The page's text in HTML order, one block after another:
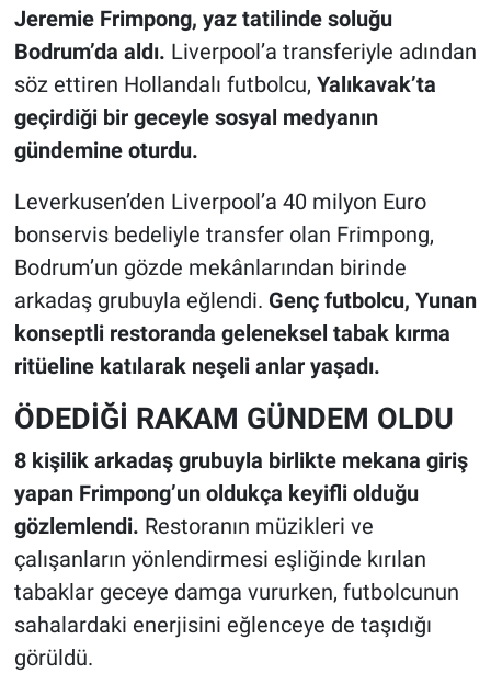
Jeremie Frimpong, yaz tatilinde soluğu
Bodrum’da aldı. Liverpool’a transferiyle adından
söz ettiren Hollandalı futbolcu, Yalıkavak’ta
geçirdiği bir geceyle sosyal medyanın
gündemine oturdu.
Leverkusen’den Liverpool’a 40 milyon Euro
bonservis bedeliyle transfer olan Frimpong,
Bodrum’un gözde mekânlarından birinde
arkadaş grubuyla eğlendi. Genç futbolcu, Yunan
konseptli restoranda geleneksel tabak kırma
ritüeline katılarak neşeli anlar yaşadı.
ÖDEDİĞİ RAKAM GÜNDEM OLDU
8 kişilik arkadaş grubuyla birlikte mekana giriş
yapan Frimpong’un oldukça keyifli olduğu
gözlemlendi. Restoranın müzikleri ve
çalışanların yönlendirmesi eşliğinde kırılan
tabaklar geceye damga vururken, futbolcunun
sahalardaki enerjisini eğlenceye de taşıdığı
görüldü.